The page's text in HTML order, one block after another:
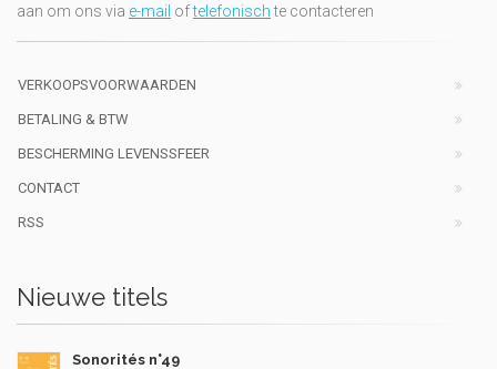
aan om ons via e-mail oftelefonischte contacteren
VERKOOPSVOORWAARDEN
BETALING & BTW
BESCHERMING LEVENSSFEER
CONTACT
RSS
Nieuwe titels
Sonorités n°49